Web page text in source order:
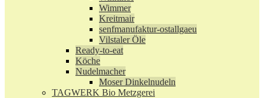
Wimmer
Kreitmair
senfmanufaktur-ostallgaeu
Vilstaler Öle
Ready-to-eat
Köche
Nudelmacher
Moser Dinkelnudeln
TAGWERK Bio Metzgerei